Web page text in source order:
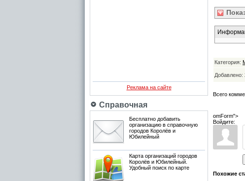
Реклама на сайте
Справочная
Бесплатно добавить
организацию в справочную
городов Королёв и
Юбилейный
Карта организаций городов
Королёв и Юбилейный.
Удобный поиск по карте
Категория:
Добавлено:
Всего
omForm">
Войдите:
Похожие